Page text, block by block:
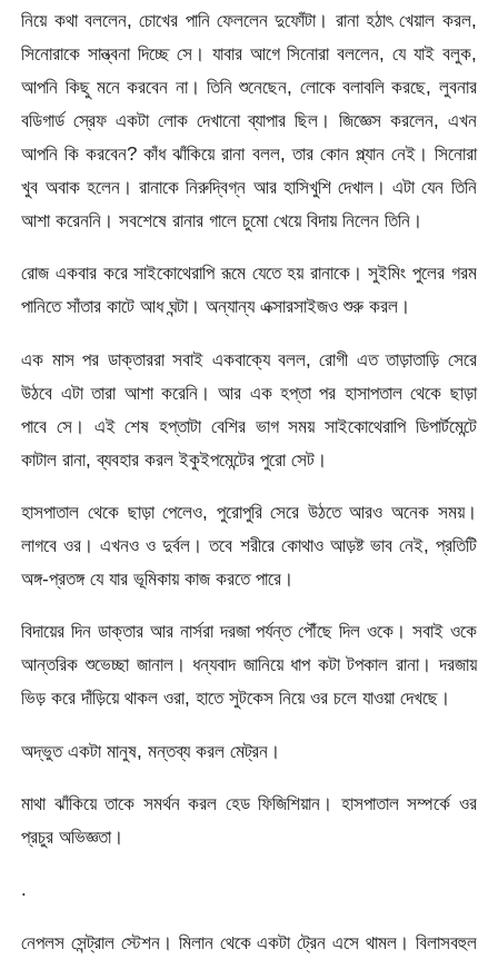
নিয়ে কথা বললেন, চোখের পানি ফেললেন দুফোঁটা। রানা হঠাৎ খেয়াল করল,
সিনোরাকে সান্ত্বনা দিচ্ছে সে। যাবার আগে সিনোরা বললেন, যে যাই বলুক,
আপনি কিছু মনে করবেন না। তিনি শুনেছেন, লোকে বলাবলি করছে, লুবনার
বডিগার্ড স্রেফ একটা লোক দেখানো ব্যাপার ছিল। জিজ্ঞেস করলেন, এখন
আপনি কি করবেন? কাঁধ ঝাঁকিয়ে রানা বলল, তার কোন প্ল্যান নেই। সিনোরা
খুব অবাক হলেন। রানাকে নিরুদ্বিগ্ন আর হাসিখুশি দেখাল। এটা যেন তিনি
আশা করেননি। সবশেষে রানার গালে চুমো খেয়ে বিদায় নিলেন তিনি।
রোজ একবার করে সাইকোথেরাপি রূমে যেতে হয় রানাকে। সুইমিং পুলের গরম
পানিতে সাঁতার কাটে আধ ঘন্টা। অন্যান্য এক্সারসাইজও শুরু করল।
এক মাস পর ডাক্তাররা সবাই একবাক্যে বলল, রোগী এত তাড়াতাড়ি সেরে
উঠবে এটা তারা আশা করেনি। আর এক হপ্তা পর হাসাপতাল থেকে ছাড়া
পাবে সে। এই শেষ হপ্তাটা বেশির ভাগ সময় সাইকোথেরাপি ডিপার্টমেন্টে
কাটাল রানা, ব্যবহার করল ইকুইপমেন্টের পুরো সেট।
হাসপাতাল থেকে ছাড়া পেলেও, পুরোপুরি সেরে উঠতে আরও অনেক সময়।
লাগবে ওর। এখনও ও দুর্বল। তবে শরীরে কোথাও আড়ষ্ট ভাব নেই, প্রতিটি
অঙ্গ-প্রতঙ্গ যে যার ভূমিকায় কাজ করতে পারে।
বিদায়ের দিন ডাক্তার আর নার্সরা দরজা পর্যন্ত পৌঁছে দিল ওকে। সবাই ওকে
আন্তরিক শুভেচ্ছা জানাল। ধন্যবাদ জানিয়ে ধাপ কটা টপকাল রানা। দরজায়
ভিড় করে দাঁড়িয়ে থাকল ওরা, হাতে সুটকেস নিয়ে ওর চলে যাওয়া দেখছে।
অদ্ভুত একটা মানুষ, মন্তব্য করল মেট্রন।
মাথা ঝাঁকিয়ে তাকে সমর্থন করল হেড ফিজিশিয়ান। হাসপাতাল সম্পর্কে ওর
প্রচুর অভিজ্ঞতা।
.
নেপলস সেন্ট্রাল স্টেশন। মিলান থেকে একটা ট্রেন এসে থামল। বিলাসবহুল